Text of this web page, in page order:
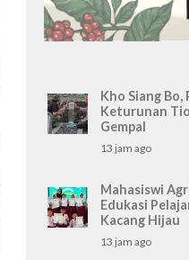
Kho Siang Bo,
Keturunan
Gempal
13 jam ago
Mahasiswi
Edukasi
Kacang Hijau
13 jam ago